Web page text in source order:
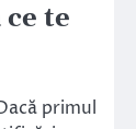
te
primul